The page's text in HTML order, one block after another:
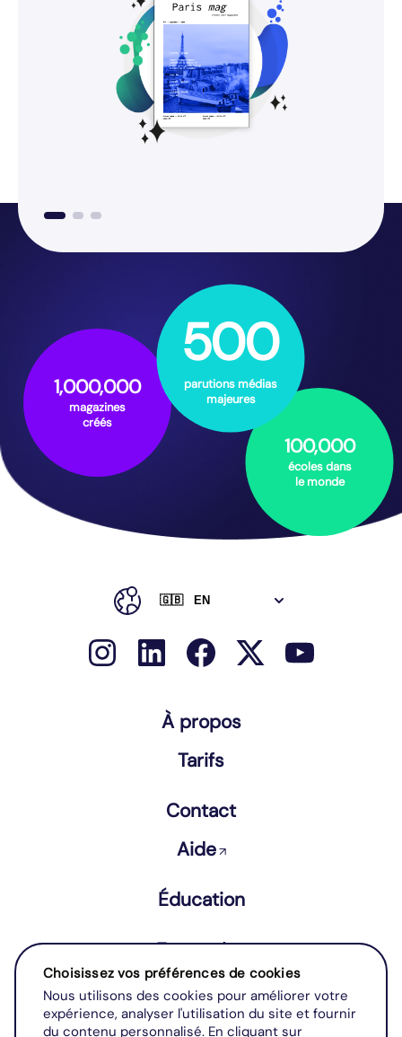
1,000,000
magazines
créés
100,000
écoles dans
le monde
500
parutions médias
majeures
Choisissez vos préférences de cookies
Nous utilisons des cookies pour améliorer votre
expérience, analyser l'utilisation du site et fournir
du contenu personnalisé. En cliquant sur
À propos
Tarifs
Contact
Aide↗
Éducation
Entreprise
Conditions Générales d’Utilisation
Mentions légales